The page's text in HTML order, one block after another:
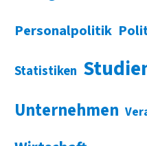
Personalpolitik
Statistiken
Unternehmen